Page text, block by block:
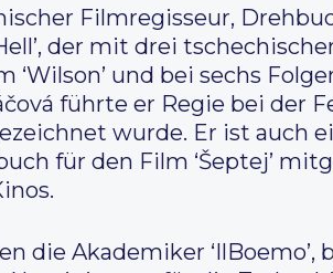
Filmregisseur,
der mit drei
und bei sechs
führte er Regie bei der
wurde. Er ist auch
für den Film ‘Šeptej’
die Akademiker